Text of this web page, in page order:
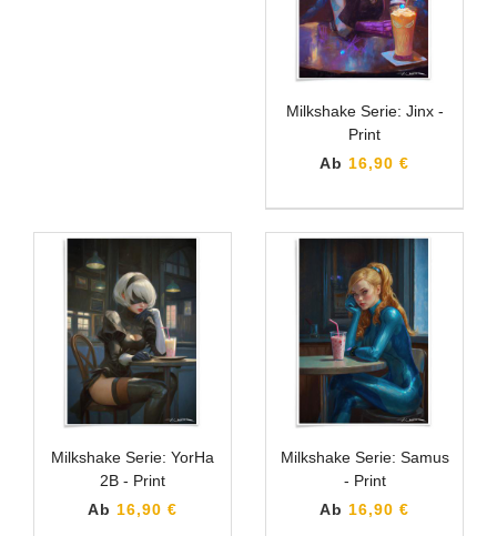
Milkshake Serie: Jinx -
Print
Ab 16,90 €
Milkshake Serie: YorHa
2B - Print
Ab 16,90 €
Milkshake Serie: Samus
- Print
Ab 16,90 €